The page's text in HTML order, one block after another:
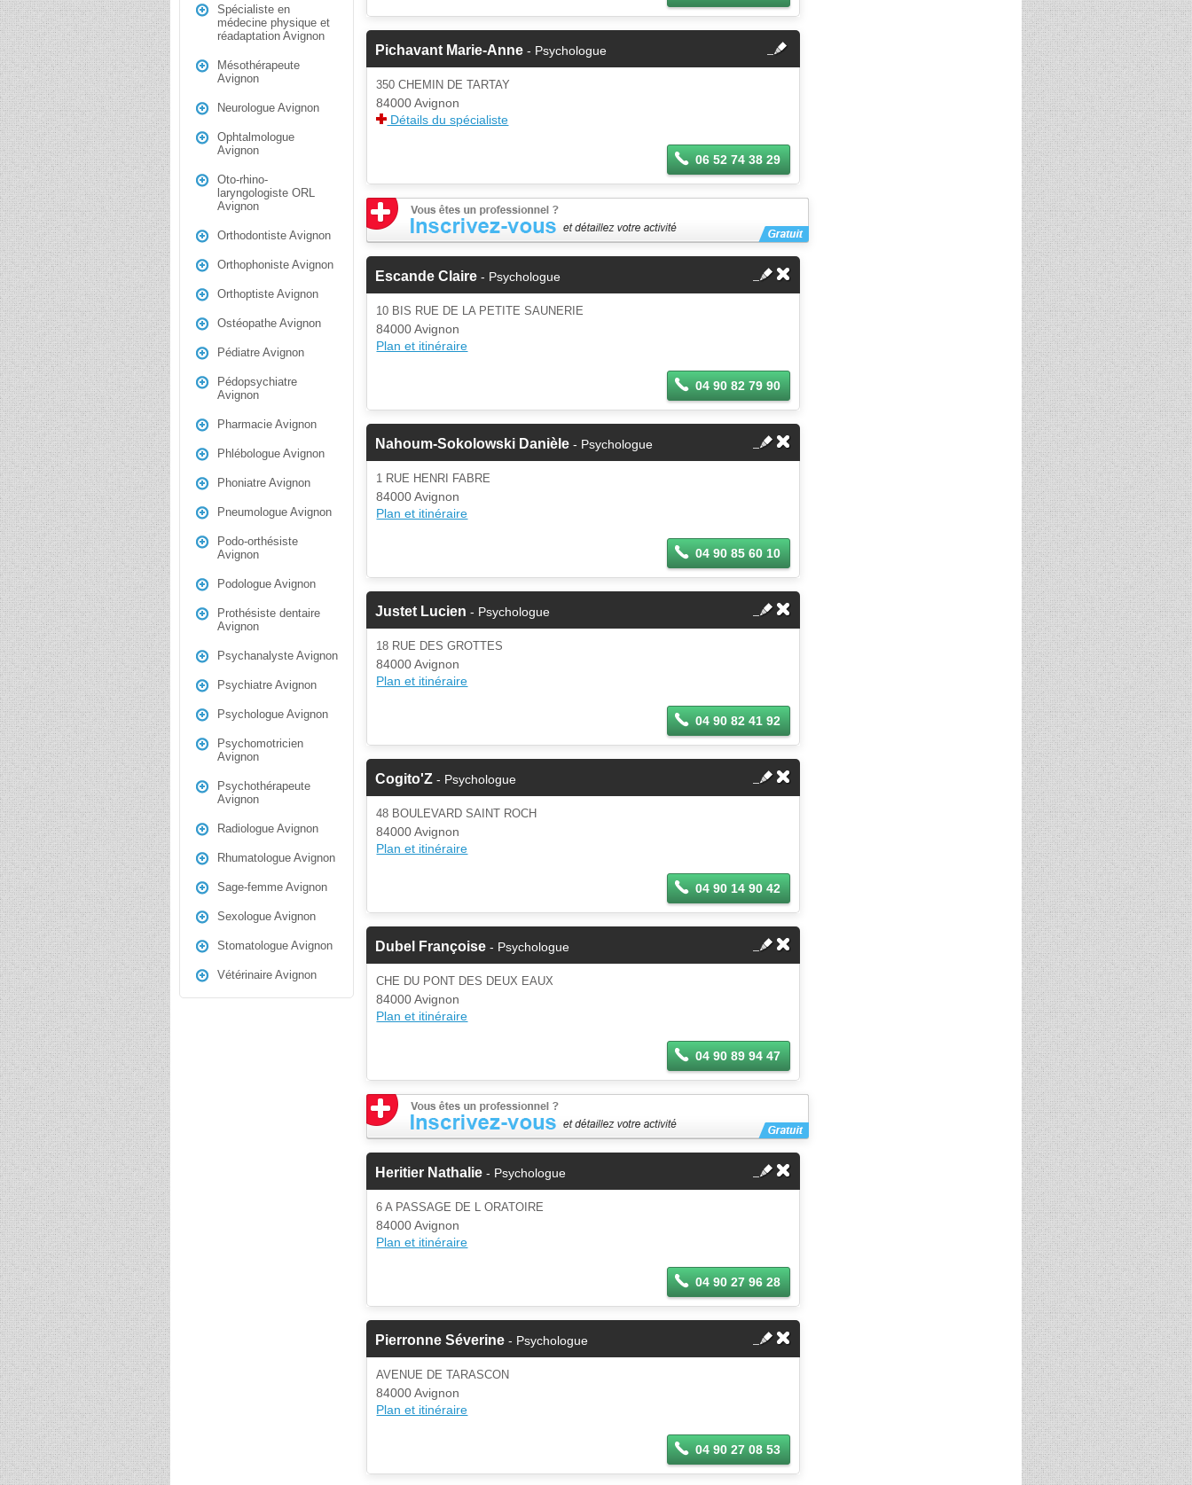
Spécialiste en
médecine physique et
réadaptation Avignon
Mésothérapeute
Avignon
Neurologue Avignon
Ophtalmologue
Avignon
Oto-rhino-
laryngologiste ORL
Avignon
Orthodontiste Avignon
Orthophoniste Avignon
Orthoptiste Avignon
Ostéopathe Avignon
Pédiatre Avignon
Pédopsychiatre
Avignon
Pharmacie Avignon
Phlébologue Avignon
Phoniatre Avignon
Pneumologue Avignon
Podo-orthésiste
Avignon
Podologue Avignon
Prothésiste dentaire
Avignon
Psychanalyste Avignon
Psychiatre Avignon
Psychologue Avignon
Psychomotricien
Avignon
Psychothérapeute
Avignon
Radiologue Avignon
Rhumatologue Avignon
Sage-femme Avignon
Sexologue Avignon
Stomatologue Avignon
Vétérinaire Avignon
Pichavant Marie-Anne - Psychologue fermer
Cette fiche est la propriété
d'un membre.
Si vous êtes ce membre, mettez à
jour ces informations sur votre
350 CHEMIN DE TARTAY
84000 Avignon
Détails du spécialiste
06 52 74 38 29
Escande Claire - Psychologue
10 BIS RUE DE LA PETITE SAUNERIE
84000 Avignon
Plan et itinéraire
04 90 82 79 90
Nahoum-Sokolowski Danièle - Psychologue
1 RUE HENRI FABRE
84000 Avignon
Plan et itinéraire
04 90 85 60 10
Justet Lucien - Psychologue
18 RUE DES GROTTES
84000 Avignon
Plan et itinéraire
04 90 82 41 92
Cogito'Z - Psychologue
48 BOULEVARD SAINT ROCH
84000 Avignon
Plan et itinéraire
04 90 14 90 42
Dubel Françoise - Psychologue
CHE DU PONT DES DEUX EAUX
84000 Avignon
Plan et itinéraire
04 90 89 94 47
Heritier Nathalie - Psychologue
6 A PASSAGE DE L ORATOIRE
84000 Avignon
Plan et itinéraire
04 90 27 96 28
Pierronne Séverine - Psychologue
AVENUE DE TARASCON
84000 Avignon
Plan et itinéraire
04 90 27 08 53